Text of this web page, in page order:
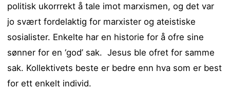
politisk ukorrrekt å tale imot marxismen, og det var
jo svært fordelaktig for marxister og ateistiske
sosialister. Enkelte har en historie for å ofre sine
sønner for en ‘god’ sak. Jesus ble ofret for samme
sak. Kollektivets beste er bedre enn hva som er best
for ett enkelt individ.